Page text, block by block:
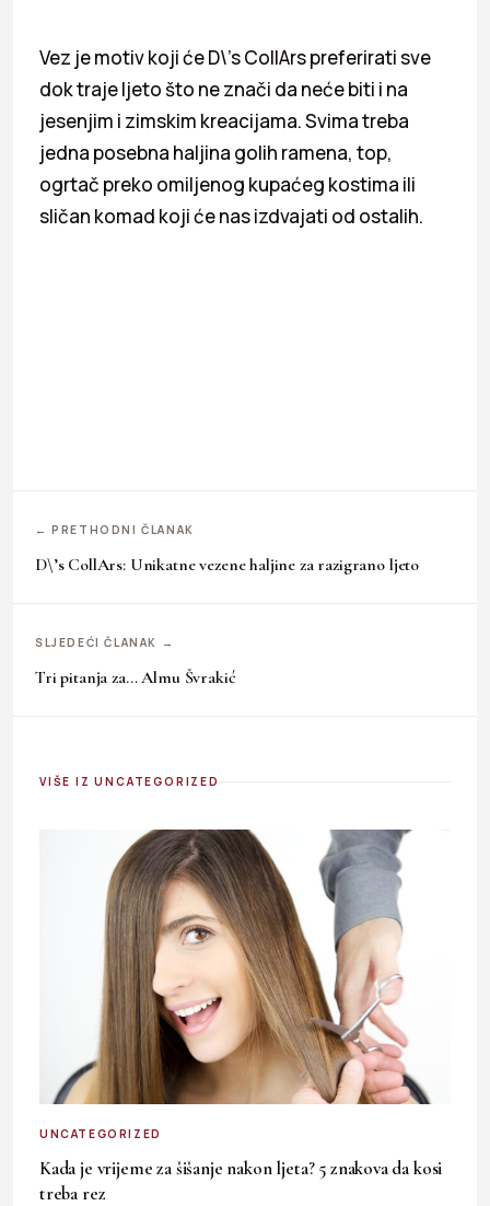
Vez je motiv koji će D\’s CollArs preferirati sve
dok traje ljeto što ne znači da neće biti i na
jesenjim i zimskim kreacijama. Svima treba
jedna posebna haljina golih ramena, top,
ogrtač preko omiljenog kupaćeg kostima ili
sličan komad koji će nas izdvajati od ostalih.
← PRETHODNI ČLANAK
D\’s CollArs: Unikatne vezene haljine za razigrano ljeto
SLJEDEĆI ČLANAK →
Tri pitanja za… Almu Švrakić
VIŠE IZ UNCATEGORIZED
UNCATEGORIZED
Kada je vrijeme za šišanje nakon ljeta? 5 znakova da kosi
treba rez